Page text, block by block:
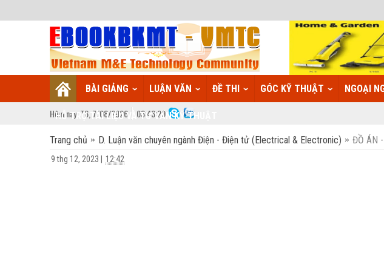
BÀI GIẢNG LUẬN VĂN ĐỀ THI GÓC KỸ THUẬT NGOẠI
HỖ TRỢ TÀI LIỆU VÀ TƯ VẤN KỸ THUẬT
Hôm nay: T6, 7/08/2026 03:43:30
Trang chủ D. Luận văn chuyên ngành Điện - Điện tử (Electrical & Electronic) ĐỒ ÁN
9 thg 12, 2023 12:42